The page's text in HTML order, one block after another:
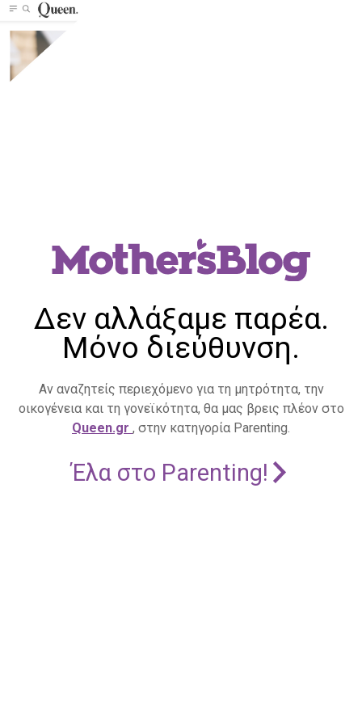
Δεν αλλάξαμε παρέα.
Μόνο διεύθυνση.
Αν αναζητείς περιεχόμενο για τη μητρότητα, την
οικογένεια και τη γονεϊκότητα, θα μας βρεις πλέον στο
Queen.gr , στην κατηγορία Parenting.
Έλα στο Parenting!